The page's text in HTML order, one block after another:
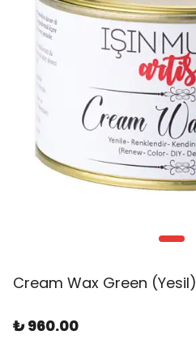
Cream Wax Green (Yesil)
₺ 960.00